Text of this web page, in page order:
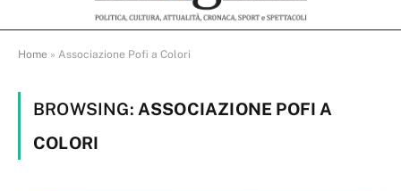
Home » Associazione Pofi a Colori
BROWSING: ASSOCIAZIONE POFI A
COLORI